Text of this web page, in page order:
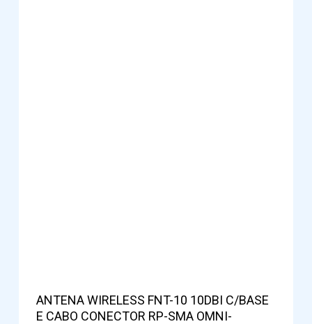
ANTENA WIRELESS FNT-10 10DBI C/BASE
E CABO CONECTOR RP-SMA OMNI-